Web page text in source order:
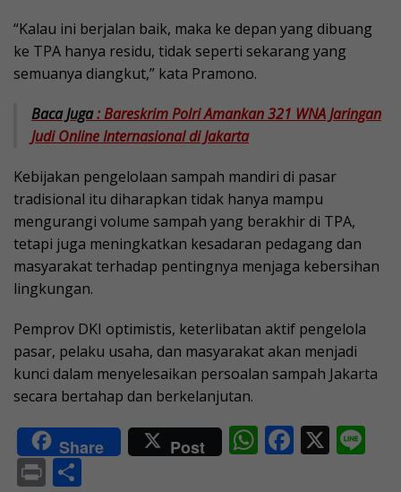
“Kalau ini berjalan baik, maka ke depan yang dibuang
ke TPA hanya residu, tidak seperti sekarang yang
semuanya diangkut,” kata Pramono.
Baca Juga: Bareskrim Polri Amankan 321 WNA Jaringan
Judi Online Internasional di Jakarta
Kebijakan pengelolaan sampah mandiri di pasar
tradisional itu diharapkan tidak hanya mampu
mengurangi volume sampah yang berakhir di TPA,
tetapi juga meningkatkan kesadaran pedagang dan
masyarakat terhadap pentingnya menjaga kebersihan
lingkungan.
Pemprov DKI optimistis, keterlibatan aktif pengelola
pasar, pelaku usaha, dan masyarakat akan menjadi
kunci dalam menyelesaikan persoalan sampah Jakarta
secara bertahap dan berkelanjutan.
Share Post W F X
Pr